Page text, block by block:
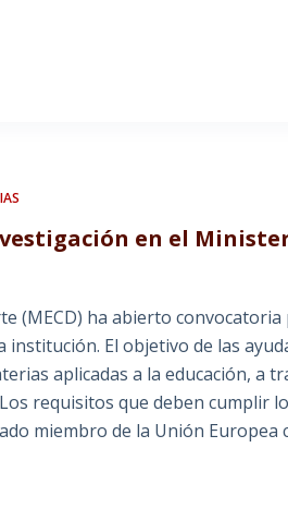
en el
(MECD) ha abierto convocatoria
El objetivo de las
aplicadas a la educación, a
requisitos que deben cumplir
miembro de la Unión Europea